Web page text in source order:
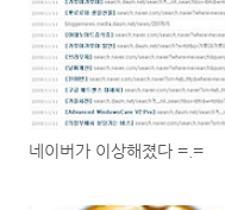
네이버가 이상해졌다 =.=